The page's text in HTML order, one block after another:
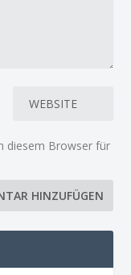
diesem Browser für